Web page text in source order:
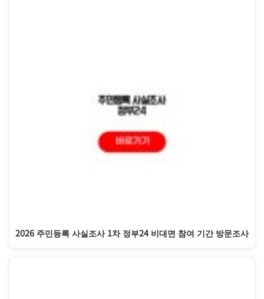
2026 주민등록 사실조사 1차 정부24 비대면 참여 기간 방문조사